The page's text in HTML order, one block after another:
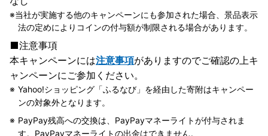
当社が実施する他のキャンペーンにも参加された場合、景品表示
法の定めによりコインの付与額が制限される場合があります。
注意事項
本キャンペーンには注意事項がありますのでご確認の上キ
ャンペーンにご参加ください。
Yahoo!ショッピング「ふるなび」を経由した寄附はキャンペー
ンの対象外となります。
PayPay残高への交換は、PayPayマネーライトが付与されま
す。PayPayマネーライトの出金はできません。